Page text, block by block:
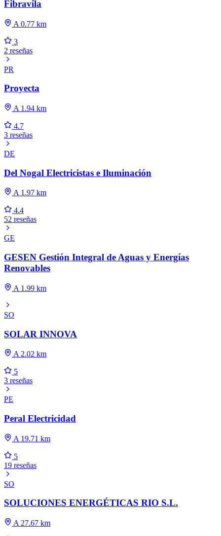
Fibravila
A 0.77 km
3
2 reseñas
PR
Proyecta
A 1.94 km
4.7
3 reseñas
DE
Del Nogal Electricistas e Iluminación
A 1.97 km
4.4
52 reseñas
GE
GESEN Gestión Integral de Aguas y Energías
Renovables
A 1.99 km
SO
SOLAR INNOVA
A 2.02 km
5
3 reseñas
PE
Peral Electricidad
A 19.71 km
5
19 reseñas
SO
SOLUCIONES ENERGÉTICAS RIO S.L.
A 27.67 km